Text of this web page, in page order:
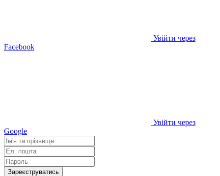
Увійти через
Facebook
Увійти через
Google
Зареєструватись